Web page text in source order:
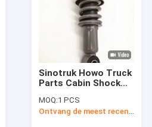
Sinotruk Howo Truck
Parts Cabin Shock
WG1642430282
WG1642440088
MOQ:1 PCS
Ontvang de meest recente Prijs